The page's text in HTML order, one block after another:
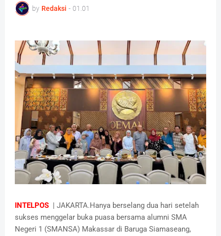
by Redaksi - 01.01
INTELPOS | JAKARTA.Hanya berselang dua hari setelah
sukses menggelar buka puasa bersama alumni SMA
Negeri 1 (SMANSA) Makassar di Baruga Siamaseang,